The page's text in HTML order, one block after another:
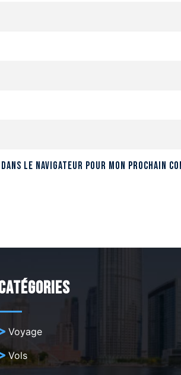
le navigateur pour mon prochain
Voyage
Vols